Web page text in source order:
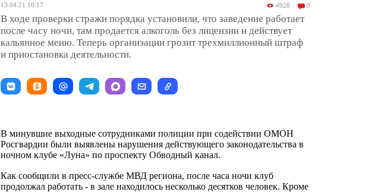
13.04.21 10:17 4928 0
В ходе проверки стражи порядка установили, что заведение работает
после часу ночи, там продается алкоголь без лицензии и действует
кальянное меню. Теперь организации грозит трехмиллионный штраф
и приостановка деятельности.
В минувшие выходные сотрудниками полиции при содействии ОМОН
Росгвардии были выявлены нарушения действующего законодательства в
ночном клубе «Луна» по проспекту Обводный канал.
Как сообщили в пресс-службе МВД региона, после часа ночи клуб
продолжал работать - в зале находилось несколько десятков человек. Кроме